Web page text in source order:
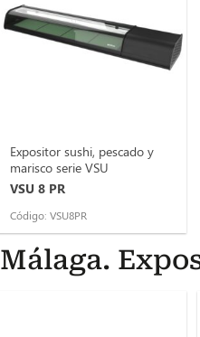
Expositor sushi, pescado y
marisco serie VSU
VSU 8 PR
Código: VSU8PR
Málaga.